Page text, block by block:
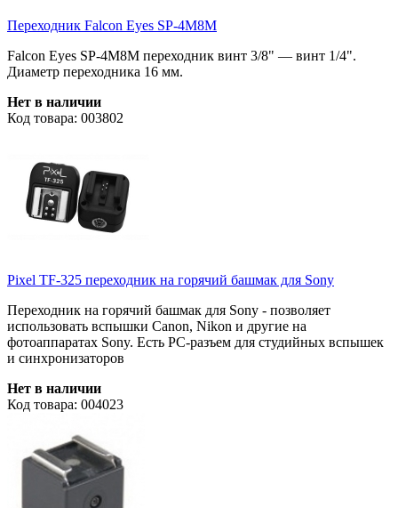
Переходник Falcon Eyes SP-4M8M
Falcon Eyes SP-4M8M переходник винт 3/8" — винт 1/4".
Диаметр переходника 16 мм.
Нет в наличии
Код товара: 003802
Pixel TF-325 переходник на горячий башмак для Sony
Переходник на горячий башмак для Sony - позволяет
использовать вспышки Canon, Nikon и другие на
фотоаппаратах Sony. Есть РС-разъем для студийных вспышек
и синхронизаторов
Нет в наличии
Код товара: 004023